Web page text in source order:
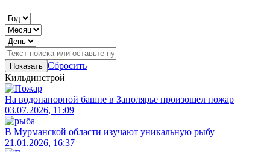
Показать Сбросить
Кильдинстрой
На водонапорной башне в Заполярье произошел пожар
03.07.2026, 11:09
В Мурманской области изучают уникальную рыбу
21.01.2026, 16:37